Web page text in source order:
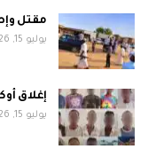
مقتل وإصابة 22 مواطنآ
يوليو 15, 2026
إغلاق
يوليو 15, 2026